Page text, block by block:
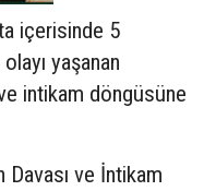
içerisinde 5
yaşanan
intikam döngüsüne
Davası ve İntikam